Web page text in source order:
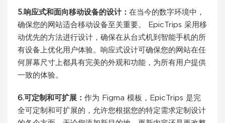
5.响应式和面向移动设备的设计： 在当今的数字环境中，
确保您的网站适合移动设备至关重要。 EpicTrips 采用移
动优先的方法进行设计，确保在从台式机到智能手机的所
有设备上优化用户体验。响应式设计可确保您的网站在任
何屏幕尺寸上都具有完美的外观和功能，为所有用户提供
一致的体验。
6.可定制和可扩展： 作为 Figma 模板，EpicTrips 是完
全可定制和可扩展的，允许您根据您的特定需求定制设计